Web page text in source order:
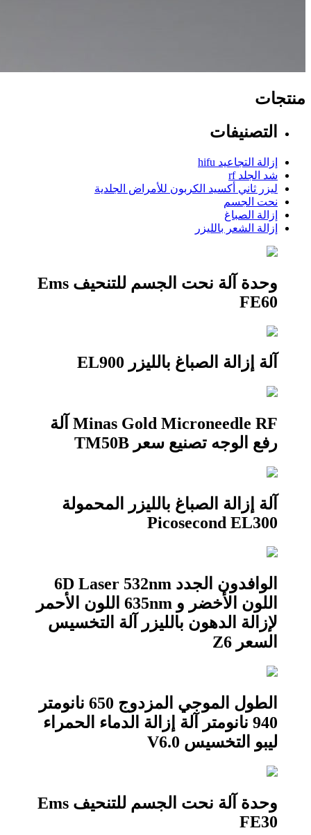
منتجات
التصنيفات
إزالة التجاعيد hifu
شد الجلد rf
ليزر ثاني أكسيد الكربون للأمراض الجلدية
نحت الجسم
إزالة الصباغ
إزالة الشعر بالليزر
وحدة آلة نحت الجسم للتنحيف Ems
FE60
آلة إزالة الصباغ بالليزر EL900
Minas Gold Microneedle RF آلة
رفع الوجه تصنيع سعر TM50B
آلة إزالة الصباغ بالليزر المحمولة
Picosecond EL300
الوافدون الجدد 6D Laser 532nm
اللون الأخضر و 635nm اللون الأحمر
لإزالة الدهون بالليزر آلة التخسيس
السعر Z6
الطول الموجي المزدوج 650 نانومتر
940 نانومتر آلة إزالة الدماء الحمراء
ليبو التخسيس V6.0
وحدة آلة نحت الجسم للتنحيف Ems
FE30